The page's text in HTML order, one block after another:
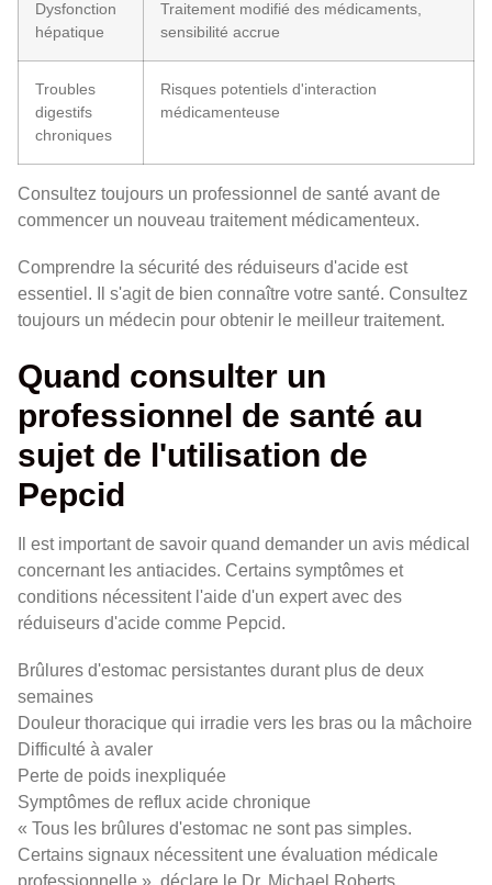
Dysfonction
hépatique
Traitement modifié des médicaments,
sensibilité accrue
Troubles
digestifs
chroniques
Risques potentiels d'interaction
médicamenteuse
Consultez toujours un professionnel de santé avant de
commencer un nouveau traitement médicamenteux.
Comprendre la sécurité des réduiseurs d'acide est
essentiel. Il s'agit de bien connaître votre santé. Consultez
toujours un médecin pour obtenir le meilleur traitement.
Quand consulter un
professionnel de santé au
sujet de l'utilisation de
Pepcid
Il est important de savoir quand demander un avis médical
concernant les antiacides. Certains symptômes et
conditions nécessitent l'aide d'un expert avec des
réduiseurs d'acide comme Pepcid.
Brûlures d'estomac persistantes durant plus de deux
semaines
Douleur thoracique qui irradie vers les bras ou la mâchoire
Difficulté à avaler
Perte de poids inexpliquée
Symptômes de reflux acide chronique
« Tous les brûlures d'estomac ne sont pas simples.
Certains signaux nécessitent une évaluation médicale
professionnelle », déclare le Dr. Michael Roberts,